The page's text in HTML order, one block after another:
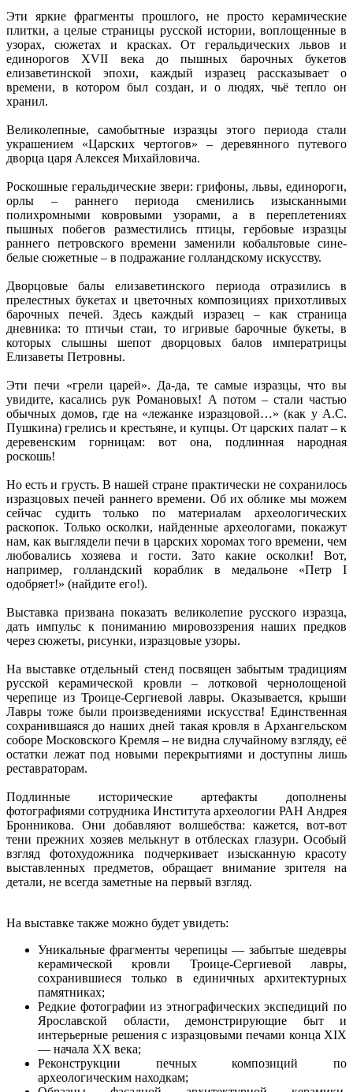
Эти яркие фрагменты прошлого, не просто керамические
плитки, а целые страницы русской истории, воплощенные в
узорах, сюжетах и красках. От геральдических львов и
единорогов XVII века до пышных барочных букетов
елизаветинской эпохи, каждый изразец рассказывает о
времени, в котором был создан, и о людях, чьё тепло он
хранил.
Великолепные, самобытные изразцы этого периода стали
украшением «Царских чертогов» – деревянного путевого
дворца царя Алексея Михайловича.
Роскошные геральдические звери: грифоны, львы, единороги,
орлы – раннего периода сменились изысканными
полихромными ковровыми узорами, а в переплетениях
пышных побегов разместились птицы, гербовые изразцы
раннего петровского времени заменили кобальтовые сине-
белые сюжетные – в подражание голландскому искусству.
Дворцовые балы елизаветинского периода отразились в
прелестных букетах и цветочных композициях прихотливых
барочных печей. Здесь каждый изразец – как страница
дневника: то птичьи стаи, то игривые барочные букеты, в
которых слышны шепот дворцовых балов императрицы
Елизаветы Петровны.
Эти печи «грели царей». Да-да, те самые изразцы, что вы
увидите, касались рук Романовых! А потом – стали частью
обычных домов, где на «лежанке изразцовой…» (как у А.С.
Пушкина) грелись и крестьяне, и купцы. От царских палат – к
деревенским горницам: вот она, подлинная народная
роскошь!
Но есть и грусть. В нашей стране практически не сохранилось
изразцовых печей раннего времени. Об их облике мы можем
сейчас судить только по материалам археологических
раскопок. Только осколки, найденные археологами, покажут
нам, как выглядели печи в царских хоромах того времени, чем
любовались хозяева и гости. Зато какие осколки! Вот,
например, голландский кораблик в медальоне «Петр I
одобряет!» (найдите его!).
Выставка призвана показать великолепие русского изразца,
дать импульс к пониманию мировоззрения наших предков
через сюжеты, рисунки, изразцовые узоры.
На выставке отдельный стенд посвящен забытым традициям
русской керамической кровли – лотковой чернолощеной
черепице из Троице-Сергиевой лавры. Оказывается, крыши
Лавры тоже были произведениями искусства! Единственная
сохранившаяся до наших дней такая кровля в Архангельском
соборе Московского Кремля – не видна случайному взгляду, её
остатки лежат под новыми перекрытиями и доступны лишь
реставраторам.
Подлинные исторические артефакты дополнены
фотографиями сотрудника Института археологии РАН Андрея
Бронникова. Они добавляют волшебства: кажется, вот-вот
тени прежних хозяев мелькнут в отблесках глазури. Особый
взгляд фотохудожника подчеркивает изысканную красоту
выставленных предметов, обращает внимание зрителя на
детали, не всегда заметные на первый взгляд.
На выставке также можно будет увидеть:
Уникальные фрагменты черепицы — забытые шедевры
керамической кровли Троице-Сергиевой лавры,
сохранившиеся только в единичных архитектурных
памятниках;
Редкие фотографии из этнографических экспедиций по
Ярославской области, демонстрирующие быт и
интерьерные решения с изразцовыми печами конца XIX
— начала XX века;
Реконструкции печных композиций по
археологическим находкам;